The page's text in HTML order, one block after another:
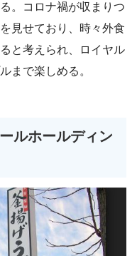
。コロナ禍が収まりつ
見せており、時々外食
と考えられ、ロイヤル
まで楽しめる。
ルホールディン